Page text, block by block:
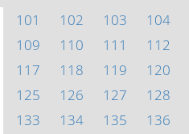
101
102 103 104
109
110 111 112
117
118 119 120
125
126 127 128
133
134 135 136